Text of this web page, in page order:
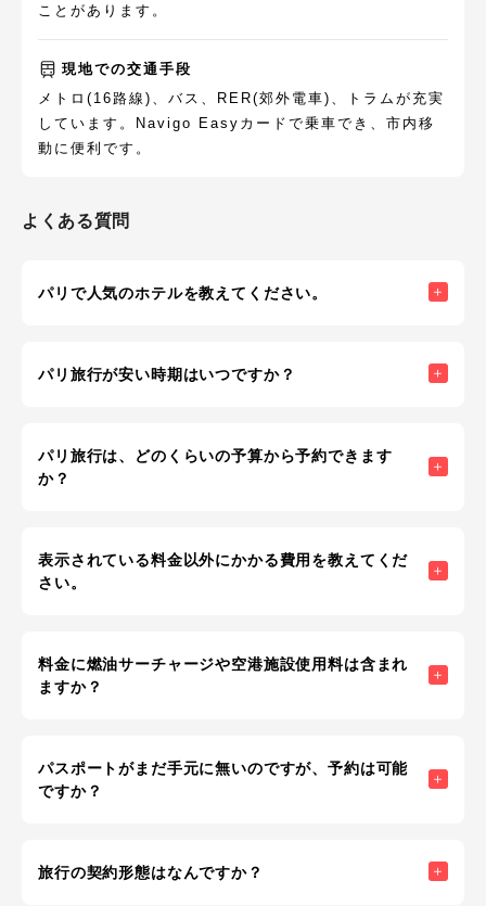
ことがあります。
現地での交通手段
メトロ(16路線)、バス、RER(郊外電車)、トラムが充実
しています。Navigo Easyカードで乗車でき、市内移
動に便利です。
よくある質問
パリで人気のホテルを教えてください。
パリ旅行が安い時期はいつですか？
パリ旅行は、どのくらいの予算から予約できます
か？
表示されている料金以外にかかる費用を教えてくだ
さい。
料金に燃油サーチャージや空港施設使用料は含まれ
ますか？
パスポートがまだ手元に無いのですが、予約は可能
ですか？
旅行の契約形態はなんですか？